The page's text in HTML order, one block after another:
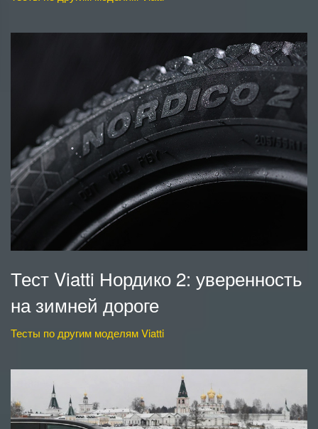
Тест Viatti Нордико 2: уверенность
на зимней дороге
Тесты по другим моделям Viatti